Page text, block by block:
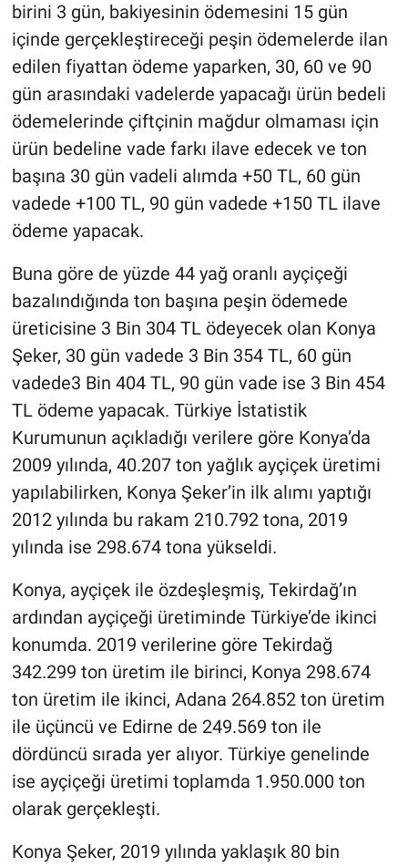
birini 3 gün, bakiyesinin ödemesini 15 gün
içinde gerçekleştireceği peşin ödemelerde ilan
edilen fiyattan ödeme yaparken, 30, 60 ve 90
gün arasındaki vadelerde yapacağı ürün bedeli
ödemelerinde çiftçinin mağdur olmaması için
ürün bedeline vade farkı ilave edecek ve ton
başına 30 gün vadeli alımda +50 TL, 60 gün
vadede +100 TL, 90 gün vadede +150 TL ilave
ödeme yapacak.
Buna göre de yüzde 44 yağ oranlı ayçiçeği
bazalındığında ton başına peşin ödemede
üreticisine 3 Bin 304 TL ödeyecek olan Konya
Şeker, 30 gün vadede 3 Bin 354 TL, 60 gün
vadede3 Bin 404 TL, 90 gün vade ise 3 Bin 454
TL ödeme yapacak. Türkiye İstatistik
Kurumunun açıkladığı verilere göre Konya’da
2009 yılında, 40.207 ton yağlık ayçiçek üretimi
yapılabilirken, Konya Şeker’in ilk alımı yaptığı
2012 yılında bu rakam 210.792 tona, 2019
yılında ise 298.674 tona yükseldi.
Konya, ayçiçek ile özdeşleşmiş, Tekirdağ’ın
ardından ayçiçeği üretiminde Türkiye’de ikinci
konumda. 2019 verilerine göre Tekirdağ
342.299 ton üretim ile birinci, Konya 298.674
ton üretim ile ikinci, Adana 264.852 ton üretim
ile üçüncü ve Edirne de 249.569 ton ile
dördüncü sırada yer alıyor. Türkiye genelinde
ise ayçiçeği üretimi toplamda 1.950.000 ton
olarak gerçekleşti.
Konya Şeker, 2019 yılında yaklaşık 80 bin